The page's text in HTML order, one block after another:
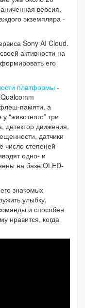
версия,
экземпляра -
Sony AI Cloud.
активности на
его
платформы -
памяти, а
“животного” три
детектор движения,
датчики
число степеней
одно- и
на базе OLED-
знакомых
улыбку,
и способен
нравится, когда